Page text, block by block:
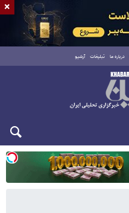
درباره ما تبلیغات آرشیو
×